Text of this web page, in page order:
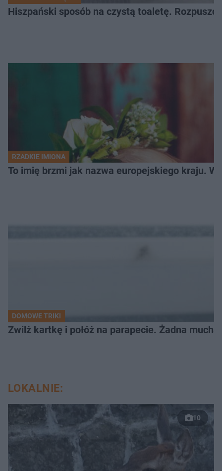
Hiszpański sposób na czystą toaletę.
RZADKIE IMIONA
To imię brzmi jak nazwa europejskiego kraju.
DOMOWE TRIKI
Zwilż kartkę i połóż na parapecie. Żadna
LOKALNIE:
10